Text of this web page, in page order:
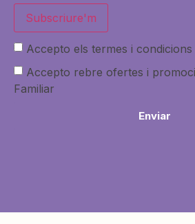
Subscriure'm
Accepto els termes i condicions
Accepto rebre ofertes i
Familiar
Enviar